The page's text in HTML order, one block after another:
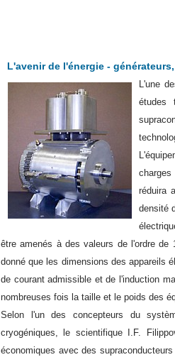
L'avenir de l'énergie -
L'une
études
réduira
densité
être amenés à des valeurs de l'ordre
donné que les dimensions des appareils
de courant admissible et de l'induction
nombreuses fois la taille et le poids des
Selon l'un des concepteurs du
cryogéniques, le scientifique I.F.
économiques avec des